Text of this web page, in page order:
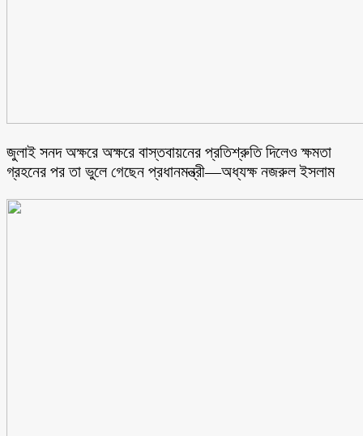
জুলাই সনদ অক্ষরে অক্ষরে বাস্তবায়নের প্রতিশ্রুতি দিলেও ক্ষমতা
গ্রহনের পর তা ভুলে গেছেন প্রধানমন্ত্রী—অধ্যক্ষ নজরুল ইসলাম